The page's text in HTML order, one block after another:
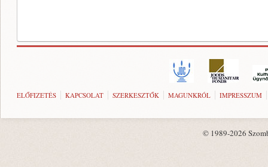
ELŐFIZETÉS KAPCSOLAT SZERKESZTŐK MAGUNKRÓL IMPRESSZUM
© 1989-2026